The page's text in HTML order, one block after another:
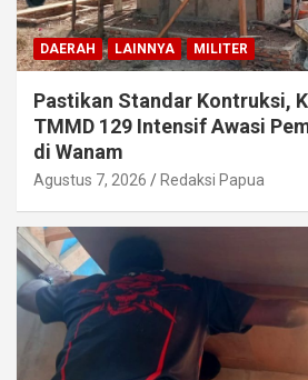
DAERAH LAINNYA MILITER
Pastikan Standar Kontruksi,
TMMD 129 Intensif Awasi
di Wanam
Agustus 7, 2026 Redaksi Papua